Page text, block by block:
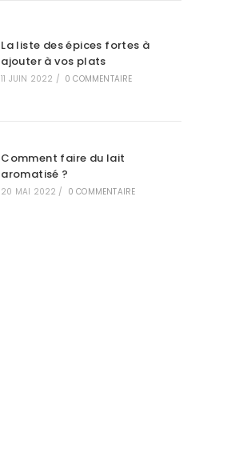
La liste des épices fortes à
ajouter à vos plats
11 JUIN 2022 / 0 COMMENTAIRE
Comment faire du lait
aromatisé ?
20 MAI 2022 / 0 COMMENTAIRE